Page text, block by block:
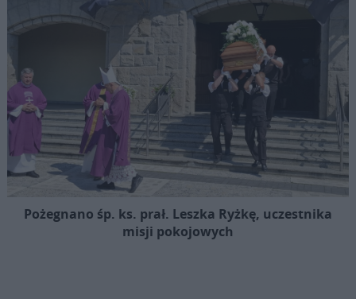
Pożegnano śp. ks. prał. Leszka Ryżkę, uczestnika
misji pokojowych